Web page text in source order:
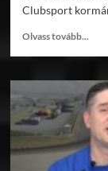
Clubsport
Olvass tovább...
és
F1-
es